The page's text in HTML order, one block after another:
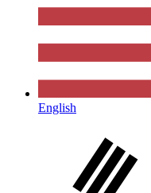
English